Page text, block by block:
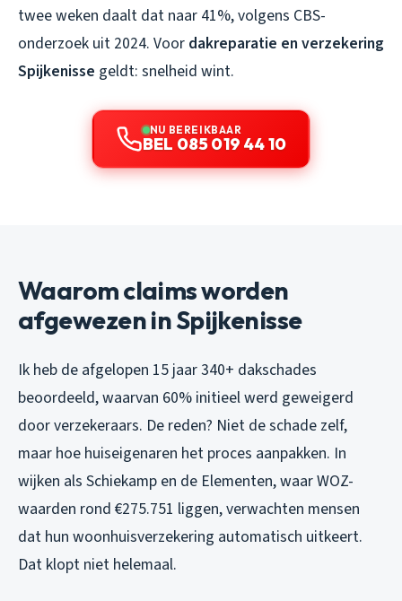
twee weken daalt dat naar 41%, volgens CBS-
onderzoek uit 2024. Voor dakreparatie en verzekering
Spijkenisse geldt: snelheid wint.
NU BEREIKBAAR
BEL 085 019 44 10
Waarom claims worden
afgewezen in Spijkenisse
Ik heb de afgelopen 15 jaar 340+ dakschades
beoordeeld, waarvan 60% initieel werd geweigerd
door verzekeraars. De reden? Niet de schade zelf,
maar hoe huiseigenaren het proces aanpakken. In
wijken als Schiekamp en de Elementen, waar WOZ-
waarden rond €275.751 liggen, verwachten mensen
dat hun woonhuisverzekering automatisch uitkeert.
Dat klopt niet helemaal.